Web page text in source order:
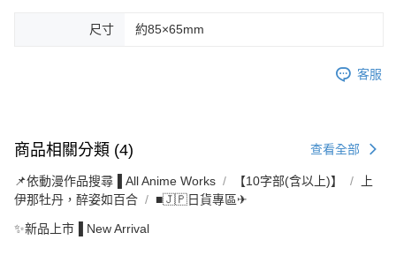
尺寸 約85×65mm
客服
商品相關分類 (4) 查看全部
📌依動漫作品搜尋▐ All Anime Works 【10字部(含以上)】
上
伊那牡丹，醉姿如百合
■🇯🇵日貨專區✈
✨新品上市▐ New Arrival